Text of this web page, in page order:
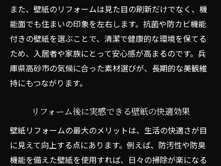
また、壁紙のリフォームは見た目の刷新だけでなく、機
能面でも住まいの印象を左右します。抗菌や防カビ機能
付きの壁紙を選ぶことで、清潔で健康的な環境を保てる
ため、入居者や家族にとって安心感が高まるのです。兵
庫県高砂市の気候に合った素材選びが、長期的な美観維
持にもつながります。
リフォーム後に実感できる壁紙の快適効果
壁紙リフォームの最大のメリットは、生活の快適さが目
に見えて向上する点にあります。例えば、防汚性や防臭
機能を備えた壁紙を使用すれば、日々の掃除が楽になる